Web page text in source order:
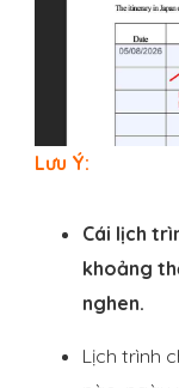
Lưu Ý:
Cái lịch
khoảng
nghen.
Lịch trình